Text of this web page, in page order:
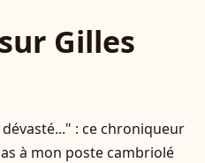
Gilles
: ce chroniqueur
à mon poste cambriolé